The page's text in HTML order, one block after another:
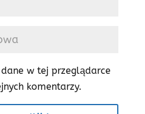
w tej przeglądarce
komentarzy.